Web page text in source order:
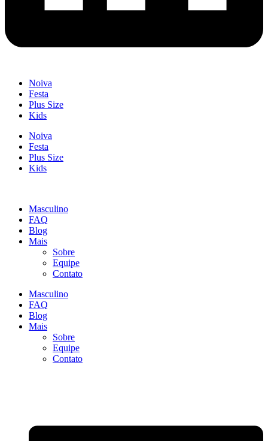
Noiva
Festa
Plus Size
Kids
Noiva
Festa
Plus Size
Kids
Masculino
FAQ
Blog
Mais
Sobre
Equipe
Contato
Masculino
FAQ
Blog
Mais
Sobre
Equipe
Contato